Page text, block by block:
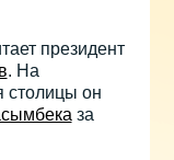
президент
. На
столицы он
за